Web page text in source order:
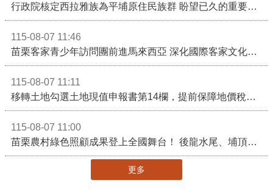
行政院核定西拉雅族為平埔原住民族群 盼望已久的重要時刻到來！8月13日起受理民族成員名冊登記
115-08-07 11:46
苗栗客家青少年訪問團前進馬來西亞 深化國際客家文化交流
115-08-07 11:11
移轉土地勾選土地現值申報書第14欄，提前保障地價稅節稅權益
115-08-07 11:00
苗栗農村綠色照顧成果登上全國舞台！ 後龍水尾、埔頂社區前進2026高齡健康產業博覽會
更多